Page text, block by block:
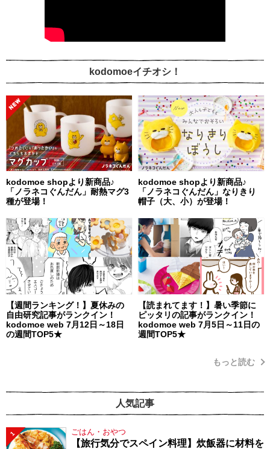
kodomoeイチオシ！
kodomoe shopより新商品♪
「ノラネコぐんだん」耐熱マグ3
種が登場！
kodomoe shopより新商品♪
「ノラネコぐんだん」なりきり
帽子（大、小）が登場！
【週間ランキング！】夏休みの
自由研究記事がランクイン！
kodomoe web 7月12日～18日
の週間TOP5★
【読まれてます！】暑い季節に
ピッタリの記事がランクイン！
kodomoe web 7月5日～11日の
週間TOP5★
もっと読む
人気記事
1 ごはん・おやつ
【旅行気分でスペイン料理】炊飯器に材料を